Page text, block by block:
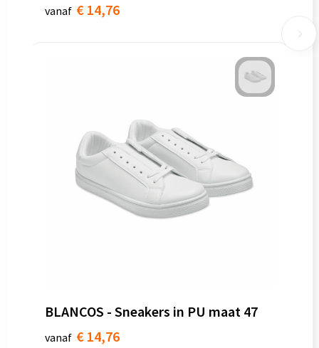
vanaf € 14,76
BLANCOS - Sneakers in PU maat 47
vanaf € 14,76